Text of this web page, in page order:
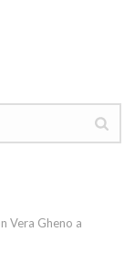
Vera Gheno a